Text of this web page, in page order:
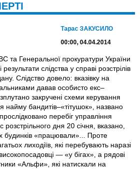
Тарас ЗАКУСИЛО
00:00, 04.04.2014
та Генеральної прокуратури України
слідства у справі розстрілів
Слідство довело: вказівку на
давав особисто екс–
закручені схеми керування
бандитів–«тітушок», названо
перебіг управління
розстрільного дня 20 січня, вказано,
будинків «працювали»... Проте
лиходіїв, які перебувають наразі
— «у бігах», а рядові
«Альфи», які натискали на